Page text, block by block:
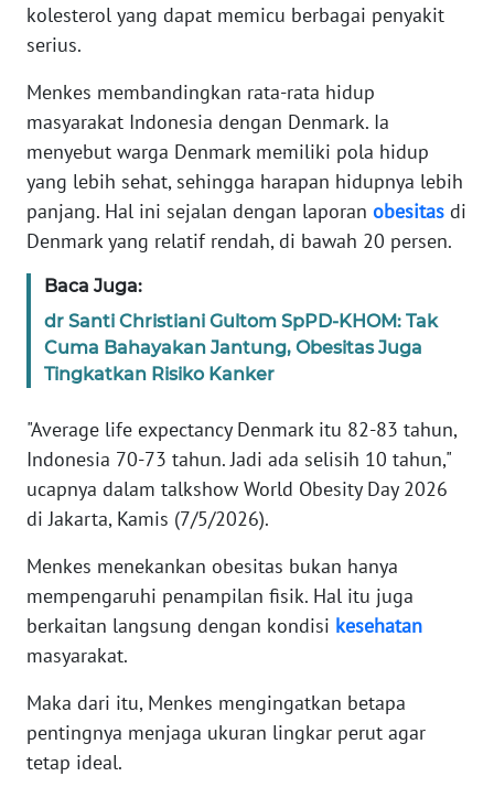
kolesterol yang dapat memicu berbagai penyakit
serius.
Menkes membandingkan rata-rata hidup
masyarakat Indonesia dengan Denmark. Ia
menyebut warga Denmark memiliki pola hidup
yang lebih sehat, sehingga harapan hidupnya lebih
panjang. Hal ini sejalan dengan laporan obesitas di
Denmark yang relatif rendah, di bawah 20 persen.
Baca Juga:
dr Santi Christiani Gultom SpPD-KHOM: Tak
Cuma Bahayakan Jantung, Obesitas Juga
Tingkatkan Risiko Kanker
"Average life expectancy Denmark itu 82-83 tahun,
Indonesia 70-73 tahun. Jadi ada selisih 10 tahun,"
ucapnya dalam talkshow World Obesity Day 2026
di Jakarta, Kamis (7/5/2026).
Menkes menekankan obesitas bukan hanya
mempengaruhi penampilan fisik. Hal itu juga
berkaitan langsung dengan kondisi kesehatan
masyarakat.
Maka dari itu, Menkes mengingatkan betapa
pentingnya menjaga ukuran lingkar perut agar
tetap ideal.
KAMI
IKLAN
TENTANG
KAMI
MEDIA
SIBER
KARIR
DISCLAIMER
News
Regional
SUMUT
WN